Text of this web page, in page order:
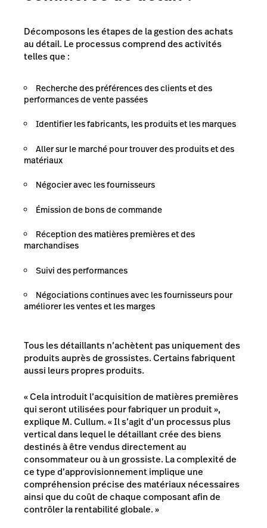
Décomposons les étapes de la gestion des achats
au détail. Le processus comprend des activités
telles que :
Recherche des préférences des clients et des
performances de vente passées
Identifier les fabricants, les produits et les marques
Aller sur le marché pour trouver des produits et des
matériaux
Négocier avec les fournisseurs
Émission de bons de commande
Réception des matières premières et des
marchandises
Suivi des performances
Négociations continues avec les fournisseurs pour
améliorer les ventes et les marges
Tous les détaillants n’achètent pas uniquement des
produits auprès de grossistes. Certains fabriquent
aussi leurs propres produits.
« Cela introduit l’acquisition de matières premières
qui seront utilisées pour fabriquer un produit »,
explique M. Cullum. « Il s’agit d’un processus plus
vertical dans lequel le détaillant crée des biens
destinés à être vendus directement au
consommateur ou à un grossiste. La complexité de
ce type d’approvisionnement implique une
compréhension précise des matériaux nécessaires
ainsi que du coût de chaque composant afin de
contrôler la rentabilité globale. »